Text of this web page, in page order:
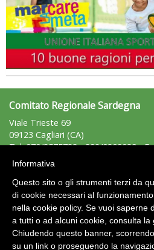
La formazione Uisp rallenta ma
Tiziano Pesce nel Cda di
Roma
Comitato Regionale Sardegna
Viale Trieste 69
09123 Cagliari (CA)
Tel: 070/8575783 - 392/0809039 -
e-mail:sardegna@uisp.it
P.IVA: 02430940920
Area Riservata 2.0
Informativa
Questo sito o gli strumenti terzi da
di cookie necessari al
nella cookie policy. Se vuoi saperne
a tutti o ad alcuni cookie, consulta la
Chiudendo questo banner,
su un link o proseguendo la